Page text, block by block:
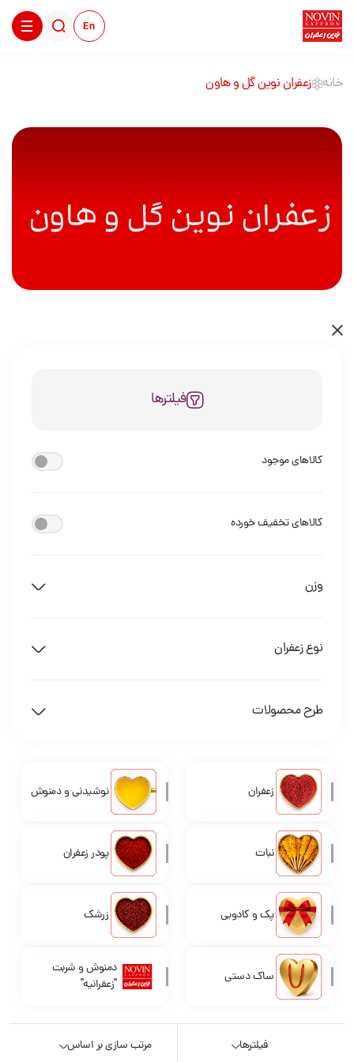
En
خانه زعفران نوین گل و هاون
زعفران نوین گل و هاون
فیلترها
کالاهای موجود
کالاهای تخفیف خورده
وزن
نوع زعفران
طرح محصولات
زعفران نوشیدنی و دمنوش
نبات پودر زعفران
پک و کادویی زرشک
ساک دستی
دمنوش و شربت
"زعفرانیه"
فیلترها مرتب سازی بر اساس